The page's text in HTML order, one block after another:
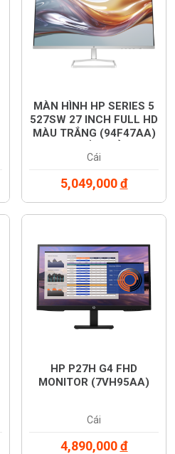
MÀN HÌNH HP SERIES 5
527SW 27 INCH FULL HD
MÀU TRẮNG (94F47AA)
CHỐNG CHÓI, CHÍNH
Cái
5,049,000đ
HP P27H G4 FHD
MONITOR (7VH95AA)
Cái
4,890,000đ